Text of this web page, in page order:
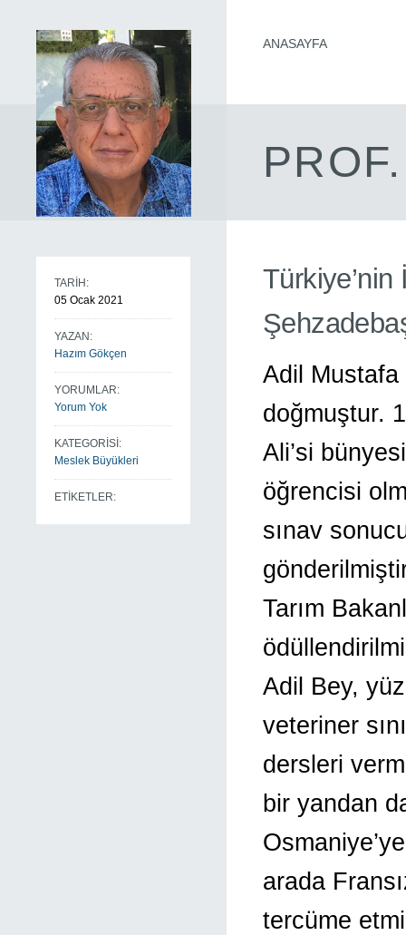
ANASAYFA
TARİH:
05 Ocak 2021
YAZAN:
Hazım Gökçen
YORUMLAR:
Yorum Yok
KATEGORİSİ:
Meslek Büyükleri
ETİKETLER:
Adil Mustafa
doğmuştur.
Ali’si
öğrencisi
sınav
Tarım
Adil Bey,
veteriner
dersleri
bir yandan
arada
tercüme